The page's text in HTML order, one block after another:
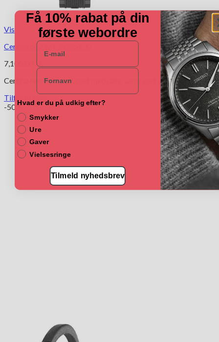
Vis
Certina c0237103705100
7,100.00
kr.
Certina herre ur i stål/sort med dato samt sort silikone rem
Tilføj til kurv
-50%
Få 10% rabat på din
første webordre
E-mail
Navn
Hvad er du på udkig efter?
Smykker
Ure
Gaver
Vielsesringe
Tilmeld nyhedsbrev